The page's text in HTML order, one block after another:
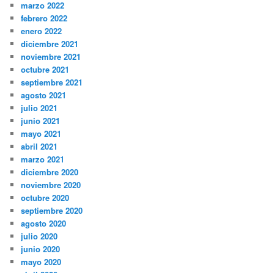
marzo 2022
febrero 2022
enero 2022
diciembre 2021
noviembre 2021
octubre 2021
septiembre 2021
agosto 2021
julio 2021
junio 2021
mayo 2021
abril 2021
marzo 2021
diciembre 2020
noviembre 2020
octubre 2020
septiembre 2020
agosto 2020
julio 2020
junio 2020
mayo 2020